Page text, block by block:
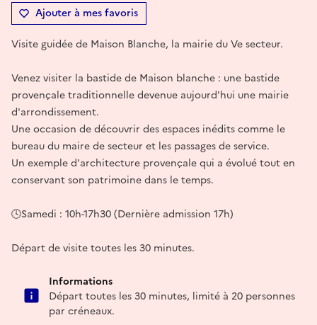
Ajouter à mes favoris
Visite guidée de Maison Blanche, la mairie du Ve secteur.
Venez visiter la bastide de Maison blanche : une bastide
provençale traditionnelle devenue aujourd'hui une mairie
d'arrondissement.
Une occasion de découvrir des espaces inédits comme le
bureau du maire de secteur et les passages de service.
Un exemple d'architecture provençale qui a évolué tout en
conservant son patrimoine dans le temps.
🕓Samedi : 10h-17h30 (Dernière admission 17h)
Départ de visite toutes les 30 minutes.
Informations
Départ toutes les 30 minutes, limité à 20 personnes
par créneaux.